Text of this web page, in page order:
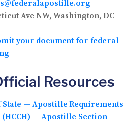
Ave NW, Washington, DC
your document for federal
Resources
State — Apostille Requirements
(HCCH) — Apostille Section